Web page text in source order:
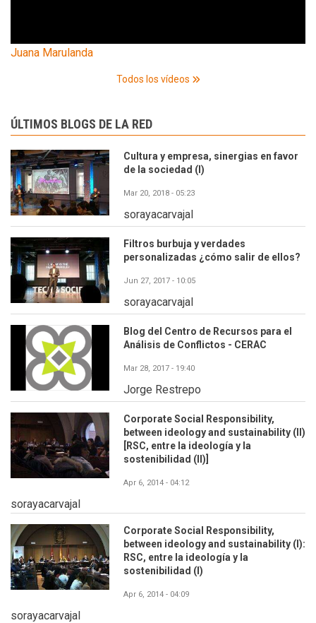
Juana Marulanda
Todos los vídeos
ÚLTIMOS BLOGS DE LA RED
Cultura y empresa, sinergias en favor
de la sociedad (I)
Mar 20, 2018 - 05:23
sorayacarvajal
Filtros burbuja y verdades
personalizadas ¿cómo salir de ellos?
Jun 27, 2017 - 10:05
sorayacarvajal
Blog del Centro de Recursos para el
Análisis de Conflictos - CERAC
Mar 28, 2017 - 19:40
Jorge Restrepo
Corporate Social Responsibility,
between ideology and sustainability (II)
[RSC, entre la ideología y la
sostenibilidad (II)]
Apr 6, 2014 - 04:12
sorayacarvajal
Corporate Social Responsibility,
between ideology and sustainability (I):
RSC, entre la ideología y la
sostenibilidad (I)
Apr 6, 2014 - 04:09
sorayacarvajal